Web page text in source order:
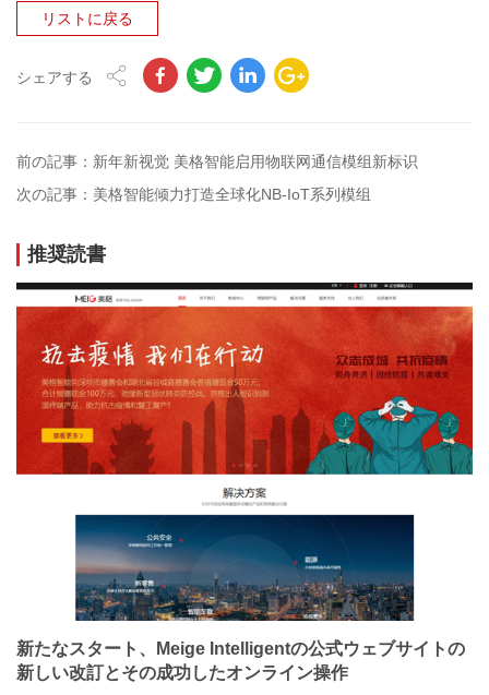
リストに戻る
シェアする
前の記事：新年新视觉 美格智能启用物联网通信模组新标识
次の記事：美格智能倾力打造全球化NB-IoT系列模组
推奨読書
新たなスタート、Meige Intelligentの公式ウェブサイトの
新しい改訂とその成功したオンライン操作